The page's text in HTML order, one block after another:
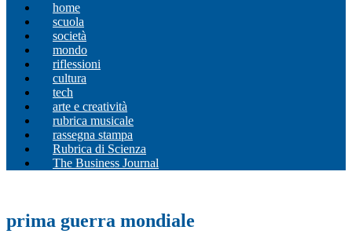
home
scuola
società
mondo
riflessioni
cultura
tech
arte e creatività
rubrica musicale
rassegna stampa
Rubrica di Scienza
The Business Journal
prima guerra mondiale